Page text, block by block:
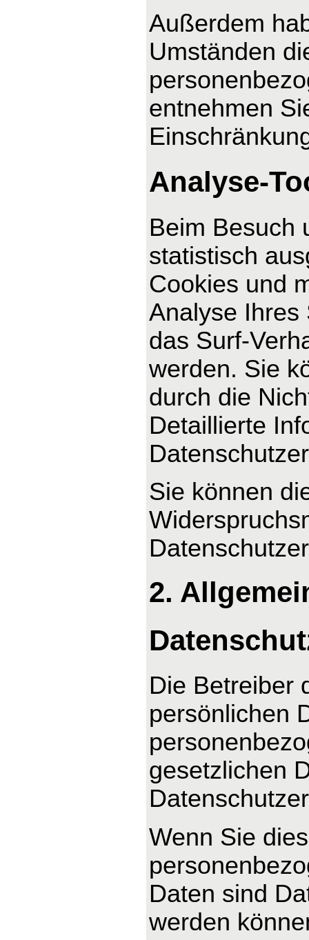
Außerdem
Umständen
entnehmen
Analyse-
Beim Besuch
statistisch
Cookies und
Analyse Ihres
das Surf-
werden. Sie
durch die
Detaillierte
Sie können
2.
Die Betreiber
persönlichen
gesetzlichen
Wenn Sie
Daten sind
werden